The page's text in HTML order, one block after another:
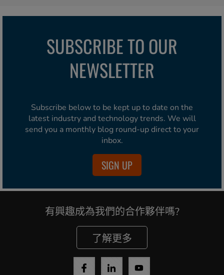
SUBSCRIBE TO OUR
NEWSLETTER
Subscribe below to be kept up to date on the
latest industry and technology trends. We will
send you a monthly blog round-up direct to your
inbox.
SIGN UP
有興趣成為我們的合作夥伴嗎?
了解更多